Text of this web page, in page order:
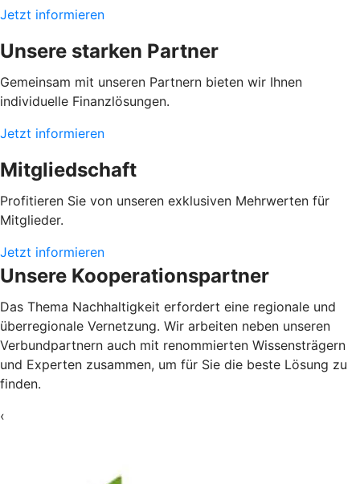
Jetzt informieren
Unsere starken Partner
Gemeinsam mit unseren Partnern bieten wir Ihnen
individuelle Finanzlösungen.
Jetzt informieren
Mitgliedschaft
Profitieren Sie von unseren exklusiven Mehrwerten für
Mitglieder.
Jetzt informieren
Unsere Kooperationspartner
Das Thema Nachhaltigkeit erfordert eine regionale und
überregionale Vernetzung. Wir arbeiten neben unseren
Verbundpartnern auch mit renommierten Wissensträgern
und Experten zusammen, um für Sie die beste Lösung zu
finden.
‹